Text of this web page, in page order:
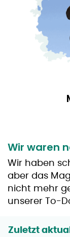
Wir waren
Wir haben
aber das
nicht mehr
unserer To-
Zuletzt